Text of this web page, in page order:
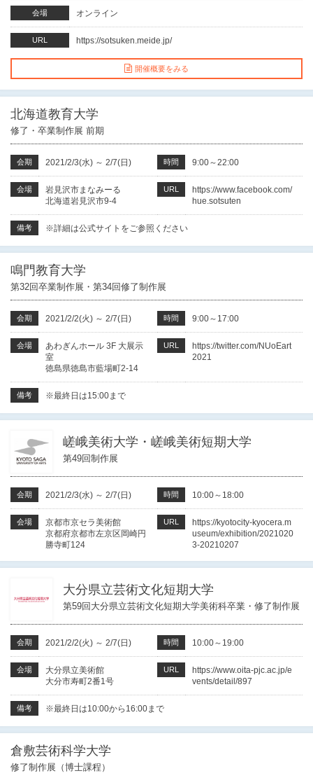
会場 オンライン
URL https://sotsuken.meide.jp/
開催概要をみる
北海道教育大学
修了・卒業制作展 前期
会期 2021/2/3(水) ～ 2/7(日) 時間 9:00～22:00
会場
岩見沢市まなみーる
北海道岩見沢市9-4
URL
https://www.facebook.com/
hue.sotsuten
備考 ※詳細は公式サイトをご参照ください
鳴門教育大学
第32回卒業制作展・第34回修了制作展
会期 2021/2/2(火) ～ 2/7(日) 時間 9:00～17:00
会場
あわぎんホール 3F 大展示
室
徳島県徳島市藍場町2-14
URL
https://twitter.com/NUoEart
2021
備考 ※最終日は15:00まで
嵯峨美術大学・嵯峨美術短期大学
第49回制作展
会期 2021/2/3(水) ～ 2/7(日) 時間 10:00～18:00
会場
京都市京セラ美術館
京都府京都市左京区岡崎円
勝寺町124
URL
https://kyotocity-kyocera.m
useum/exhibition/2021020
3-20210207
大分県立芸術文化短期大学
第59回大分県立芸術文化短期大学美術科卒業・修了制作展
会期 2021/2/2(火) ～ 2/7(日) 時間 10:00～19:00
会場
大分県立美術館
大分市寿町2番1号
URL
https://www.oita-pjc.ac.jp/e
vents/detail/897
備考 ※最終日は10:00から16:00まで
倉敷芸術科学大学
修了制作展（博士課程）